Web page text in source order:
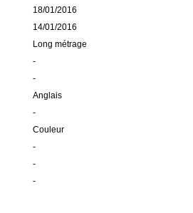
18/01/2016
14/01/2016
Long métrage
-
-
Anglais
-
Couleur
-
-
-